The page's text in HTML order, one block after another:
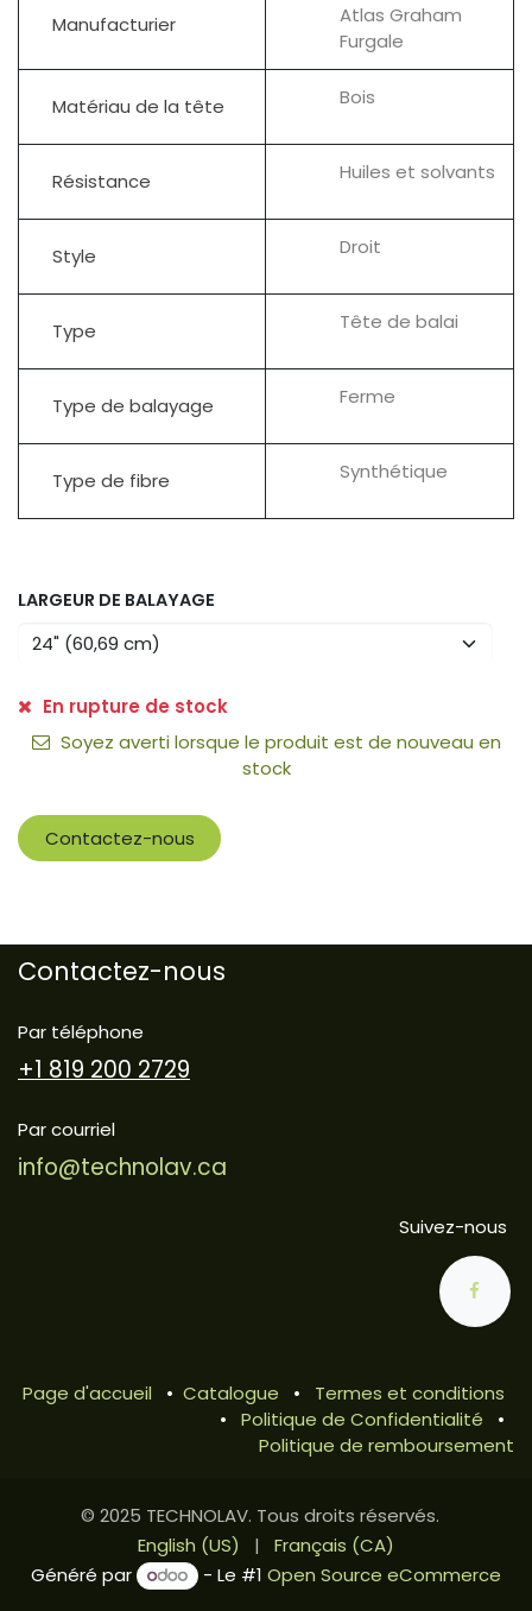
Manufacturier
Atlas Graham
Furgale
Matériau de la tête Bois
Résistance Huiles et solvants
Style Droit
Type Tête de balai
Type de balayage Ferme
Type de fibre Synthétique
LARGEUR DE BALAYAGE
En rupture de stock
Soyez averti lorsque le produit est de nouveau en
stock
Contactez-nous
Contactez-nous
Par téléphone
+1 819 200 2729
Par courriel
info@technolav.ca
Suivez-nous
Page d'accueil • Catalogue •
Termes et conditions
•
Politique de Confidentialité
•
Politique de remboursement
© 2025 TECHNOLAV. Tous droits réservés.
English (US)
|
Français (CA)
Généré par
- Le #1 Open Source eCommerce